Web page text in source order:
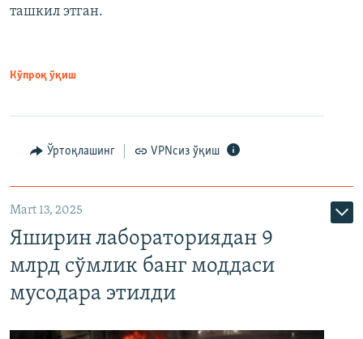
ташкил этган.
Кўпроқ ўқиш
Ўртоқлашинг VPNсиз ўқиш
Mart 13, 2025
Яширин лабораториядан 9
млрд сўмлик банг моддаси
мусодара этилди